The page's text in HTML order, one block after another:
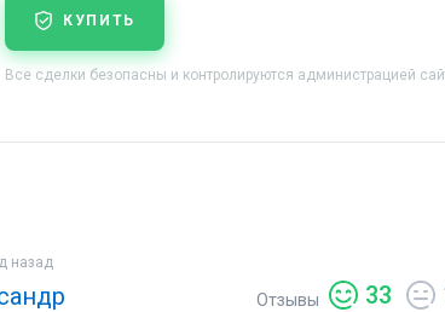
КУПИТЬ
Все сделки безопасны и контролируются администрацией
назад
Отзывы 33